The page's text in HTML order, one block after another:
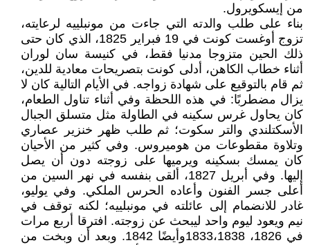
من إيسكويرول.
بناء على طلب والدته التي جاءت من مونبلييه لرعايته،
تزوج أوغست كونت في 19 فبراير 1825، الذي كان حتى
ذلك الحين متزوجا مدنيا فقط، في كنيسة سان لوران
أثناء خطاب الكاهن، أدلى كونت بتصريحات معادية للدين،
ثم قام بالتوقيع على شهادة زواجه. في الأيام التالية كان لا
يزال مضطربًا: في هذه اللحظة وفي أثناء تناول الطعام،
كان يحاول غرس سكينه في الطاولة مثل متسلق الجبال
الأسكتلندي والتر سكوت؛ ثم طلب ظهر خنزير عصاري
وتلاوة مقطوعات من هوميروس. وفي كثير من الأحيان
كان يمسك بسكينه ويرميها على زوجته دون أن يصل
إليها. وفي أبريل 1827، ألقى بنفسه في نهر السين من
أعلى جسر الفنون وأعاده الحرس الملكي. وفي يوليو،
غادر للانضمام إلى عائلته في مونبلييه؛ لكنه توقف في
نيم ويعود ليوم واحد ليبحث عن زوجته. افترقا أربع مرات
في 1826، 1833،1838وأيضًا 1842. وبعد أن وبخت من